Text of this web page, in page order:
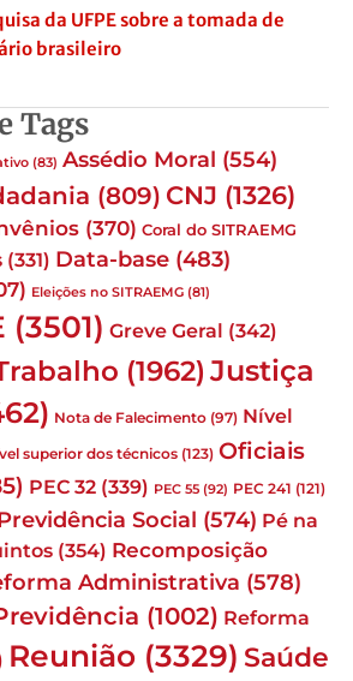
da UFPE sobre a tomada de
brasileiro
Tags
(83) Assédio Moral (554)
(809) CNJ (1326)
(370) Coral do SITRAEMG
(331) Data-base (483)
Eleições no SITRAEMG (81)
(3501) Greve Geral (342)
(1962) Justiça
Nota de Falecimento (97) Nível
superior dos técnicos (123) Oficiais
PEC 32 (339) PEC 55 (92) PEC 241 (121)
Social (574) Pé na
(354) Recomposição
Administrativa (578)
(1002) Reforma
Reunião (3329) Saúde